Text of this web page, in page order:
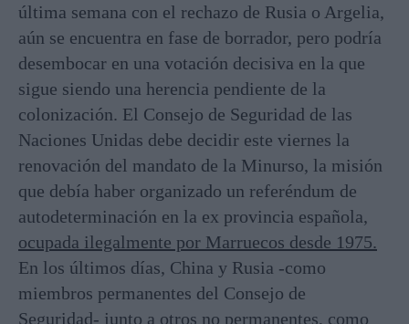
última semana con el rechazo de Rusia o Argelia,
aún se encuentra en fase de borrador, pero podría
desembocar en una votación decisiva en la que
sigue siendo una herencia pendiente de la
colonización. El Consejo de Seguridad de las
Naciones Unidas debe decidir este viernes la
renovación del mandato de la Minurso, la misión
que debía haber organizado un referéndum de
autodeterminación en la ex provincia española,
ocupada ilegalmente por Marruecos desde 1975.
En los últimos días, China y Rusia -como
miembros permanentes del Consejo de
Seguridad- junto a otros no permanentes, como